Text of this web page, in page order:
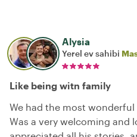
Alysia
Yerel ev sahibi
Like being witn family
We had the most wonderful
Was a very welcoming and